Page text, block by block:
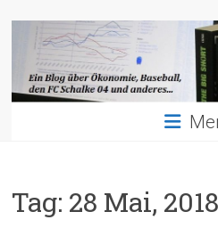
Tag: 28 Mai, 2018